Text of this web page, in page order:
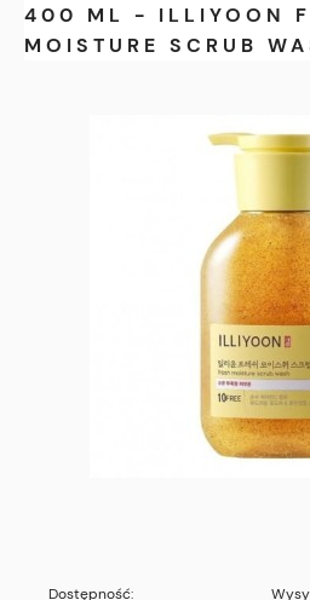
400 ML - ILLIYOON
MOISTURE SCRUB
Dostępność: